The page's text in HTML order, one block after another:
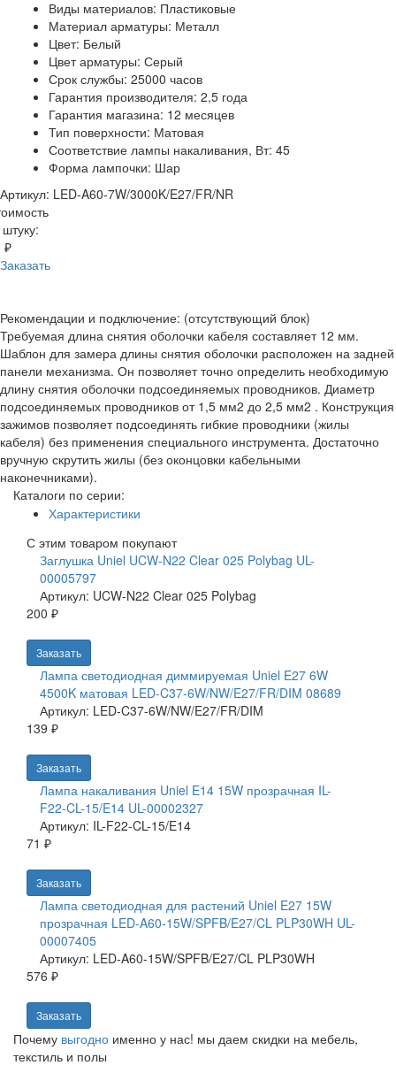
Виды материалов: Пластиковые
Материал арматуры: Металл
Цвет: Белый
Цвет арматуры: Серый
Срок службы: 25000 часов
Гарантия производителя: 2,5 года
Гарантия магазина: 12 месяцев
Тип поверхности: Матовая
Соответствие лампы накаливания, Вт: 45
Форма лампочки: Шар
Артикул: LED-A60-7W/3000K/E27/FR/NR
₽
Заказать
Рекомендации и подключение: (отсутствующий блок)
Требуемая длина снятия оболочки кабеля составляет 12 мм.
Шаблон для замера длины снятия оболочки расположен на задней
панели механизма. Он позволяет точно определить необходимую
длину снятия оболочки подсоединяемых проводников. Диаметр
подсоединяемых проводников от 1,5 мм2 до 2,5 мм2 . Конструкция
зажимов позволяет подсоединять гибкие проводники (жилы
кабеля) без применения специального инструмента. Достаточно
вручную скрутить жилы (без оконцовки кабельными
наконечниками).
Каталоги по серии:
Характеристики
С этим товаром покупают
Заглушка Uniel UCW-N22 Clear 025 Polybag UL-
00005797
Артикул: UCW-N22 Clear 025 Polybag
200 ₽
Заказать
Лампа светодиодная диммируемая Uniel E27 6W
4500K матовая LED-C37-6W/NW/E27/FR/DIM 08689
Артикул: LED-C37-6W/NW/E27/FR/DIM
139 ₽
Заказать
Лампа накаливания Uniel E14 15W прозрачная IL-
F22-CL-15/E14 UL-00002327
Артикул: IL-F22-CL-15/E14
71 ₽
Заказать
Лампа светодиодная для растений Uniel E27 15W
прозрачная LED-A60-15W/SPFB/E27/CL PLP30WH UL-
00007405
Артикул: LED-A60-15W/SPFB/E27/CL PLP30WH
576 ₽
Заказать
Почему выгодно именно у нас! мы даем скидки на мебель,
текстиль и полы